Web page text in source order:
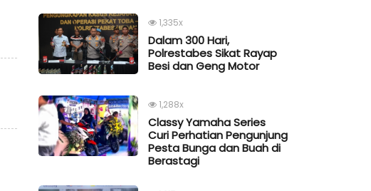
1,335x
Dalam 300 Hari,
Polrestabes Sikat Rayap
Besi dan Geng Motor
1,288x
Classy Yamaha Series
Curi Perhatian Pengunjung
Pesta Bunga dan Buah di
Berastagi